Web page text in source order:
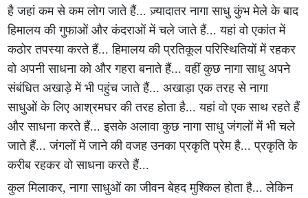
है जहां कम से कम लोग जाते हैं... ज़्यादातर नागा साधु कुंभ मेले के बाद
हिमालय की गुफाओं और कंदराओं में चले जाते हैं... यहां वो एकांत में
कठोर तपस्या करते हैं... हिमालय की प्रतिकूल परिस्थितियों में रहकर
वो अपनी साधना को और गहरा बनाते हैं... वहीं कुछ नागा साधु अपने
संबंधित अखाड़े में भी पहुंच जाते हैं... अखाड़ा एक तरह से नागा
साधुओं के लिए आश्रमघर की तरह होता है... यहां वो एक साथ रहते हैं
और साधना करते हैं... इसके अलावा कुछ नागा साधु जंगलों में भी चले
जाते हैं... जंगलों में जाने की वजह उनका प्रकृति प्रेम है... प्रकृति के
करीब रहकर वो साधना करते हैं...
कुल मिलाकर, नागा साधुओं का जीवन बेहद मुश्किल होता है... लेकिन